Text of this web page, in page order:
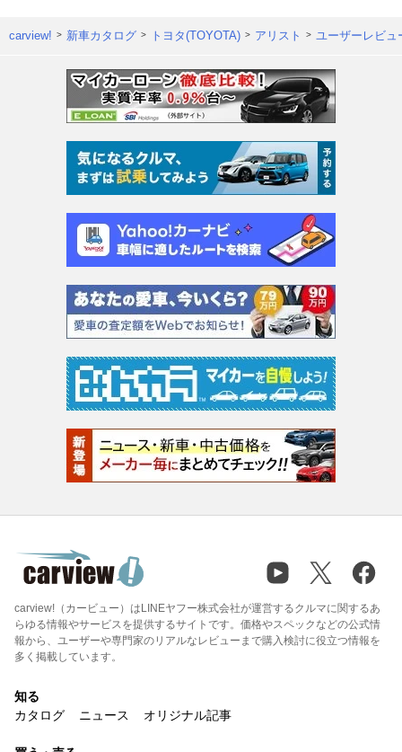
carview! 新車カタログ トヨタ(TOYOTA) アリスト ユーザーレビュ
carview!（カービュー）はLINEヤフー株式会社が運営するクルマに関するあ
らゆる情報やサービスを提供するサイトです。価格やスペックなどの公式情
報から、ユーザーや専門家のリアルなレビューまで購入検討に役立つ情報を
多く掲載しています。
知る
カタログ
ニュース オリジナル記事